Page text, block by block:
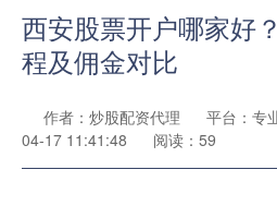
西安股票开户哪家好
程及佣金对比
作者：炒股配资代理 平台：专
04-17 11:41:48
阅读：59